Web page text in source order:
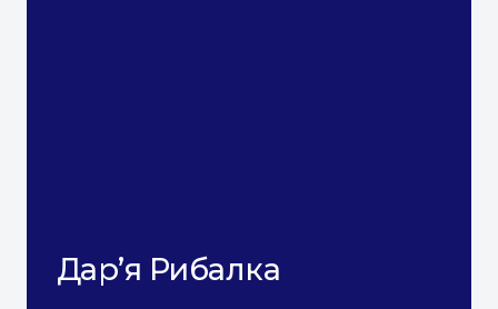
Дар’я Рибалка